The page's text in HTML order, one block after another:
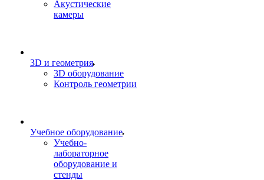
Акустические
камеры
3D и геометрия
3D оборудование
Контроль геометрии
Учебное оборудование
Учебно-
лабораторное
оборудование и
стенды